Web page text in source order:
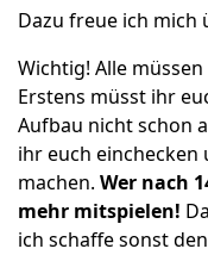
Dazu freue ich mich
Wichtig! Alle
Erstens müsst ihr
Aufbau nicht schon
ihr euch einchecken
machen. Wer nach
mehr mitspielen!
ich schaffe sonst